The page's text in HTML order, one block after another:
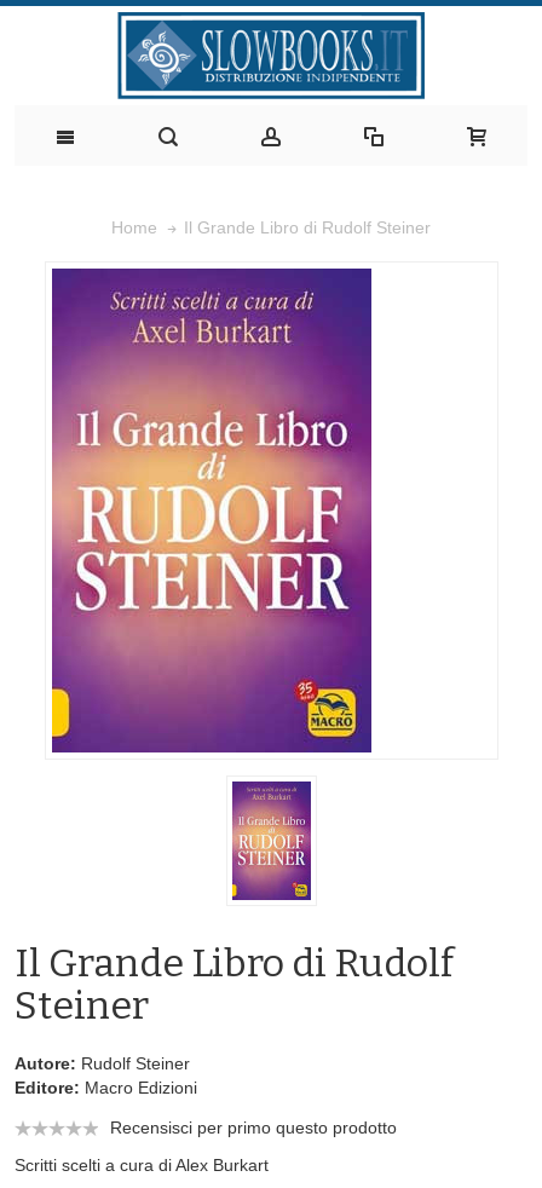
Home Il Grande Libro di Rudolf Steiner
Il Grande Libro di Rudolf
Steiner
Autore: Rudolf Steiner
Editore: Macro Edizioni
Recensisci per primo questo prodotto
Scritti scelti a cura di Alex Burkart